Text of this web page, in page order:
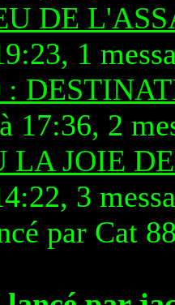
DE
1
17:36, 2
LA JOIE
3
par Cat